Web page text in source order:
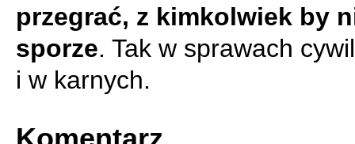
przegrać, z kimkolwiek by
sporze. Tak w sprawach
i w karnych.